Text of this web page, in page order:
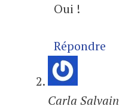
Oui !
Répondre
Carla Salvain